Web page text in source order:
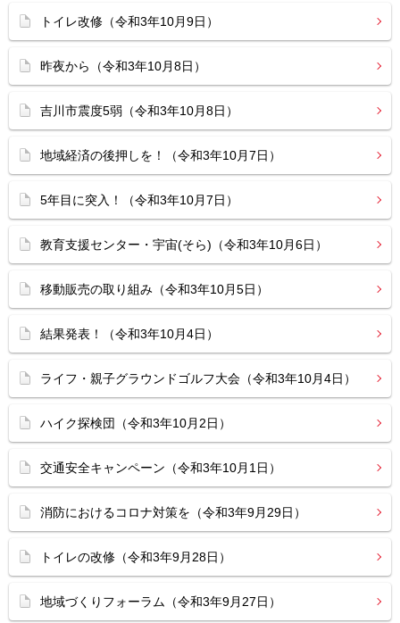
トイレ改修（令和3年10月9日）
昨夜から（令和3年10月8日）
吉川市震度5弱（令和3年10月8日）
地域経済の後押しを！（令和3年10月7日）
5年目に突入！（令和3年10月7日）
教育支援センター・宇宙(そら)（令和3年10月6日）
移動販売の取り組み（令和3年10月5日）
結果発表！（令和3年10月4日）
ライフ・親子グラウンドゴルフ大会（令和3年10月4日）
ハイク探検団（令和3年10月2日）
交通安全キャンペーン（令和3年10月1日）
消防におけるコロナ対策を（令和3年9月29日）
トイレの改修（令和3年9月28日）
地域づくりフォーラム（令和3年9月27日）